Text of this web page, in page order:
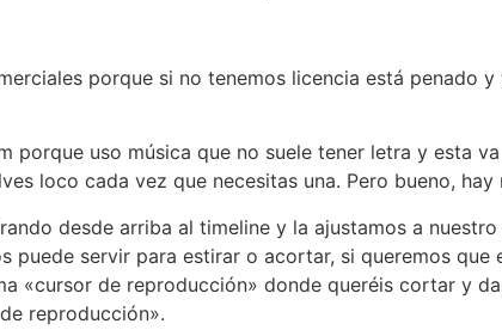
porque si no tenemos licencia está penado
porque uso música que no suele tener letra y esta
loco cada vez que necesitas una. Pero bueno, hay
desde arriba al timeline y la ajustamos a
puede servir para estirar o acortar, si queremos
«cursor de reproducción» donde queréis cortar y
reproducción».